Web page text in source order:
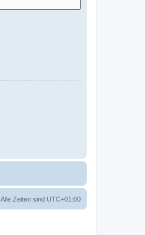
Alle Zeiten sind UTC+01:00